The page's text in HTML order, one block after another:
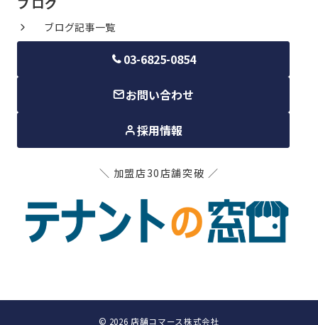
ブログ記事一覧
03-6825-0854
お問い合わせ
採用情報
＼ 加盟店30店舗突破 ／
© 2026 店舗コマース株式会社